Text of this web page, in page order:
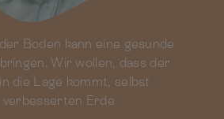
Boden kann eine gesunde
Wir wollen, dass der
die Lage kommt, selbst
Erde
Boden kann eine gesunde
Wir wollen, dass der
die Lage kommt, selbst
Erde
Boden kann eine gesunde
Wir wollen, dass der
die Lage kommt, selbst
Erde